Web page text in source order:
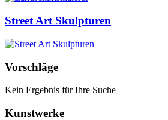
Street Art Skulpturen
Vorschläge
Kein Ergebnis für Ihre Suche
Kunstwerke